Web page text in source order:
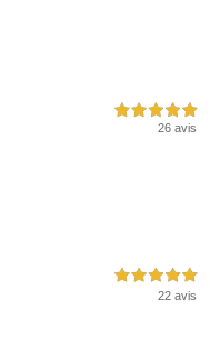
5,0 étoiles sur 5
26 avis
5,0 étoiles sur 5
22 avis